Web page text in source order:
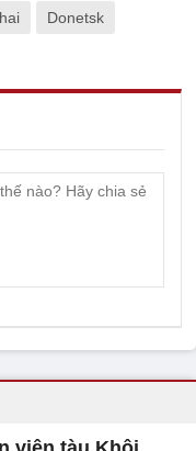
Donetsk